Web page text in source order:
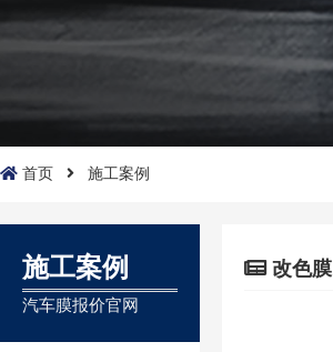
首页 施工案例
施工案例
汽车膜报价官网
改色膜